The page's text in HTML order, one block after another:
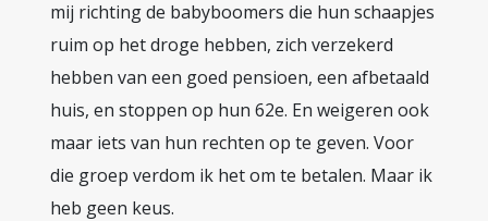
mij richting de babyboomers die hun schaapjes
ruim op het droge hebben, zich verzekerd
hebben van een goed pensioen, een afbetaald
huis, en stoppen op hun 62e. En weigeren ook
maar iets van hun rechten op te geven. Voor
die groep verdom ik het om te betalen. Maar ik
heb geen keus.